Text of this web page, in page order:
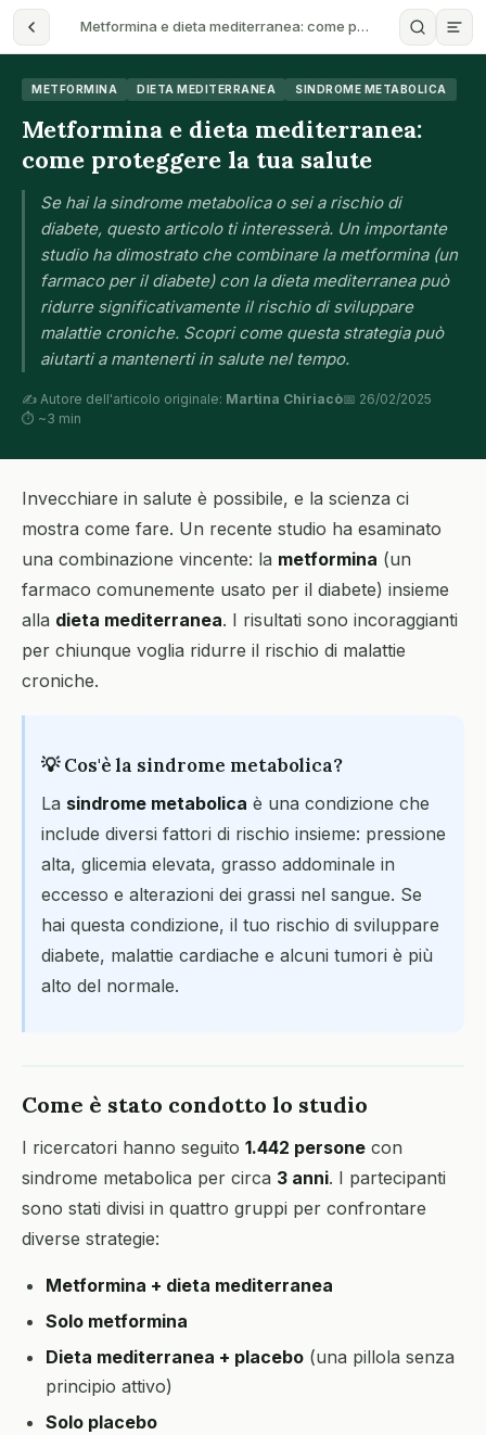
Metformina e dieta mediterranea: come p…
METFORMINA DIETA MEDITERRANEA SINDROME METABOLICA
Metformina e dieta mediterranea:
come proteggere la tua salute
Se hai la sindrome metabolica o sei a rischio di
diabete, questo articolo ti interesserà. Un importante
studio ha dimostrato che combinare la metformina (un
farmaco per il diabete) con la dieta mediterranea può
ridurre significativamente il rischio di sviluppare
malattie croniche. Scopri come questa strategia può
aiutarti a mantenerti in salute nel tempo.
✍️ Autore dell'articolo originale: Martina Chiriacò📅 26/02/2025
⏱ ~3 min
Invecchiare in salute è possibile, e la scienza ci
mostra come fare. Un recente studio ha esaminato
una combinazione vincente: la metformina (un
farmaco comunemente usato per il diabete) insieme
alla dieta mediterranea. I risultati sono incoraggianti
per chiunque voglia ridurre il rischio di malattie
croniche.
💡 Cos'è la sindrome metabolica?
La sindrome metabolica è una condizione che
include diversi fattori di rischio insieme: pressione
alta, glicemia elevata, grasso addominale in
eccesso e alterazioni dei grassi nel sangue. Se
hai questa condizione, il tuo rischio di sviluppare
diabete, malattie cardiache e alcuni tumori è più
alto del normale.
Come è stato condotto lo studio
I ricercatori hanno seguito 1.442 persone con
sindrome metabolica per circa 3 anni. I partecipanti
sono stati divisi in quattro gruppi per confrontare
diverse strategie:
Metformina + dieta mediterranea
Solo metformina
Dieta mediterranea + placebo (una pillola senza
principio attivo)
Solo placebo